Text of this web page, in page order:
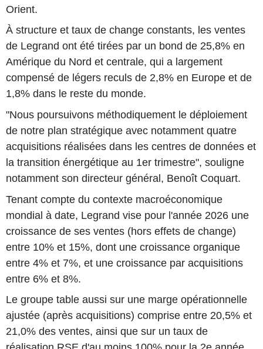
Orient.
À structure et taux de change constants, les ventes
de Legrand ont été tirées par un bond de 25,8% en
Amérique du Nord et centrale, qui a largement
compensé de légers reculs de 2,8% en Europe et de
1,8% dans le reste du monde.
"Nous poursuivons méthodiquement le déploiement
de notre plan stratégique avec notamment quatre
acquisitions réalisées dans les centres de données et
la transition énergétique au 1er trimestre", souligne
notamment son directeur général, Benoît Coquart.
Tenant compte du contexte macroéconomique
mondial à date, Legrand vise pour l'année 2026 une
croissance de ses ventes (hors effets de change)
entre 10% et 15%, dont une croissance organique
entre 4% et 7%, et une croissance par acquisitions
entre 6% et 8%.
Le groupe table aussi sur une marge opérationnelle
ajustée (après acquisitions) comprise entre 20,5% et
21,0% des ventes, ainsi que sur un taux de